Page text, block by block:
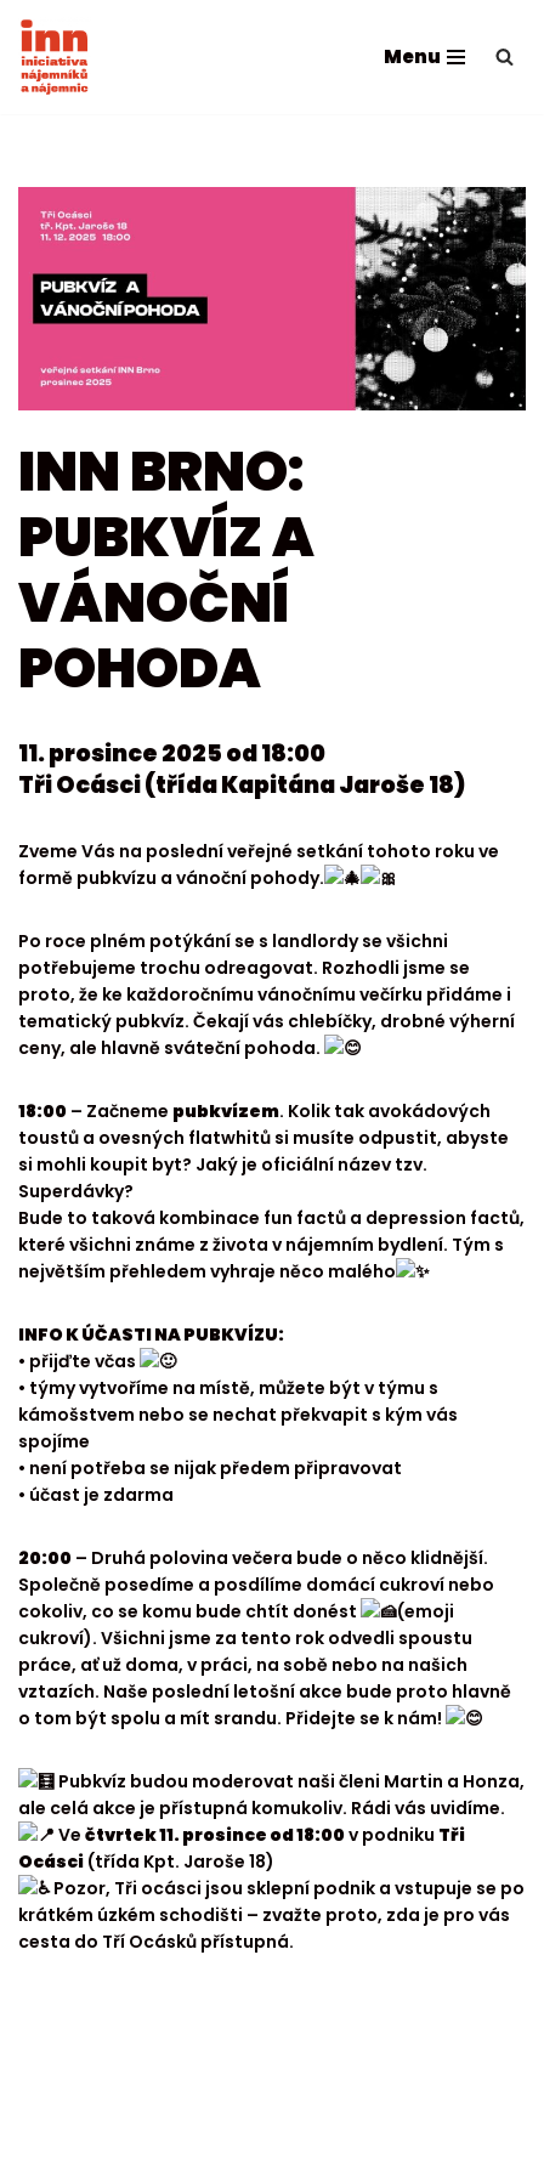
Přeskočit
na
Menu
INN BRNO:
PUBKVÍZ A
VÁNOČNÍ
POHODA
11. prosince 2025 od 18:00
Tři Ocásci (třída Kapitána Jaroše 18)
Zveme Vás na poslední veřejné setkání tohoto roku ve
formě pubkvízu a vánoční pohody.
Po roce plném potýkání se s landlordy se všichni
potřebujeme trochu odreagovat. Rozhodli jsme se
proto, že ke každoročnímu vánočnímu večírku přidáme i
tematický pubkvíz. Čekají vás chlebíčky, drobné výherní
ceny, ale hlavně sváteční pohoda.
18:00 – Začneme pubkvízem. Kolik tak avokádových
toustů a ovesných flatwhitů si musíte odpustit, abyste
si mohli koupit byt? Jaký je oficiální název tzv.
Superdávky?
Bude to taková kombinace fun factů a depression factů,
které všichni známe z života v nájemním bydlení. Tým s
největším přehledem vyhraje něco malého
INFO K ÚČASTI NA PUBKVÍZU:
• přijďte včas
• týmy vytvoříme na místě, můžete být v týmu s
kámošstvem nebo se nechat překvapit s kým vás
spojíme
• není potřeba se nijak předem připravovat
• účast je zdarma
20:00 – Druhá polovina večera bude o něco klidnější.
Společně posedíme a posdílíme domácí cukroví nebo
cokoliv, co se komu bude chtít donést
(emoji
cukroví). Všichni jsme za tento rok odvedli spoustu
práce, ať už doma, v práci, na sobě nebo na našich
vztazích. Naše poslední letošní akce bude proto hlavně
o tom být spolu a mít srandu. Přidejte se k nám!
Pubkvíz budou moderovat naši členi Martin a Honza,
ale celá akce je přístupná komukoliv. Rádi vás uvidíme.
Ve čtvrtek 11. prosince od 18:00v podniku Tři
Ocásci (třída Kpt. Jaroše 18)
Pozor, Tři ocásci jsou sklepní podnik a vstupuje se po
krátkém úzkém schodišti – zvažte proto, zda je pro vás
cesta do Tří Ocásků přístupná.